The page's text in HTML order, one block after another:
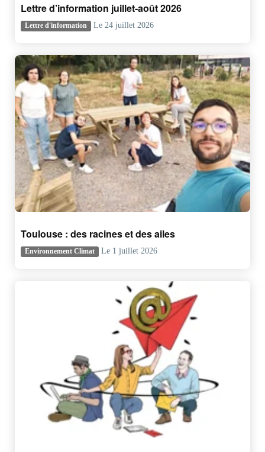
Lettre d’information juillet-août 2026
Lettre d'information Le 24 juillet 2026
Toulouse : des racines et des ailes
Environnement Climat Le 1 juillet 2026